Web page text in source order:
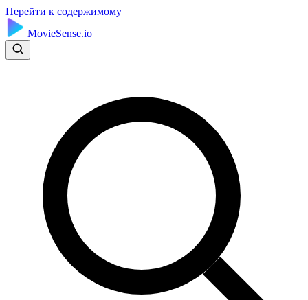
Перейти к содержимому
MovieSense.io